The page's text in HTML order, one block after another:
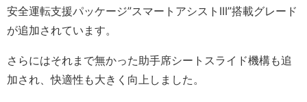
安全運転支援パッケージ”スマートアシストIII”搭載グレード
が追加されています。
さらにはそれまで無かった助手席シートスライド機構も追
加され、快適性も大きく向上しました。